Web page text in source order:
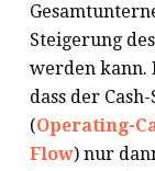
Steigerung
werden kann.
dass der
(Operating-
Flow) nur